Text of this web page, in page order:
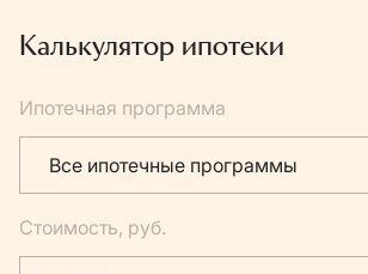
Калькулятор ипотеки
Ипотечная программа
Все ипотечные программы
Стоимость, руб.